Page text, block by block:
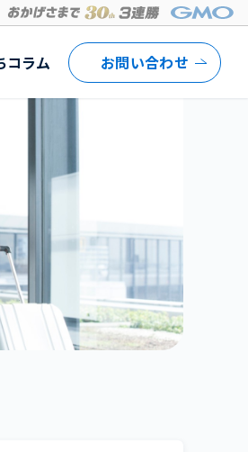
コラム お問い合わせ